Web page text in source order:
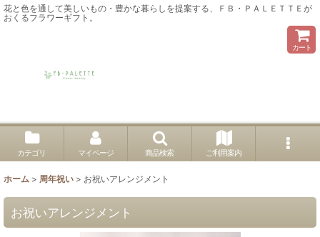
花と色を通して美しいもの・豊かな暮らしを提案する、ＦＢ・ＰＡＬＥＴＴＥが
おくるフラワーギフト。
カート
カテゴリ マイページ 商品検索 ご利用案内
ホーム > 周年祝い > お祝いアレンジメント
お祝いアレンジメント